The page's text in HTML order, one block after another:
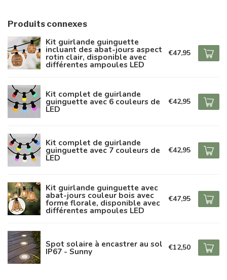
Produits connexes
Kit guirlande guinguette
incluant des abat-jours aspect
rotin clair, disponible avec
différentes ampoules LED
€47,95
Kit complet de guirlande
guinguette avec 6 couleurs de
LED
€42,95
Kit complet de guirlande
guinguette avec 7 couleurs de
LED
€42,95
Kit guirlande guinguette avec
abat-jours couleur bois avec
forme florale, disponible avec
différentes ampoules LED
€47,95
Spot solaire à encastrer au sol
IP67 - Sunny €12,50